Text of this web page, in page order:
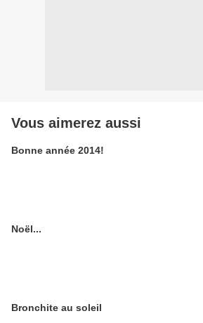
Vous aimerez aussi
Bonne année 2014!
Noël...
Bronchite au soleil